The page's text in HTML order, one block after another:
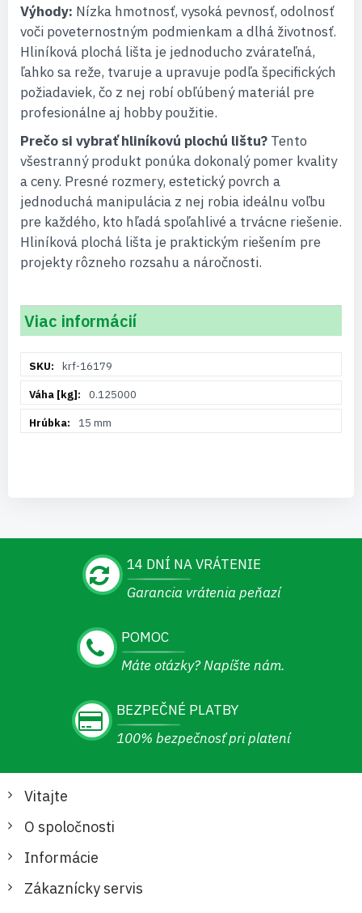
Výhody: Nízka hmotnosť, vysoká pevnosť, odolnosť
voči poveternostným podmienkam a dlhá životnosť.
Hliníková plochá lišta je jednoducho zvárateľná,
ľahko sa reže, tvaruje a upravuje podľa špecifických
požiadaviek, čo z nej robí obľúbený materiál pre
profesionálne aj hobby použitie.
Prečo si vybrať hliníkovú plochú lištu? Tento
všestranný produkt ponúka dokonalý pomer kvality
a ceny. Presné rozmery, estetický povrch a
jednoduchá manipulácia z nej robia ideálnu voľbu
pre každého, kto hľadá spoľahlivé a trvácne riešenie.
Hliníková plochá lišta je praktickým riešením pre
projekty rôzneho rozsahu a náročnosti.
Viac informácií
informáciíkrf-16179
0.125000
15 mm
14 DNÍ NA VRÁTENIE
Garancia vrátenia peňazí
POMOC
Máte otázky? Napíšte nám.
BEZPEČNÉ PLATBY
100% bezpečnosť pri platení
Vitajte
O spoločnosti
Informácie
Zákaznícky servis